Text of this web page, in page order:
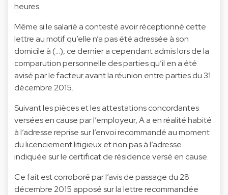
heures.
Même si le salarié a contesté avoir réceptionné cette
lettre au motif qu’elle n’a pas été adressée à son
domicile à (…), ce dernier a cependant admis lors de la
comparution personnelle des parties qu’il en a été
avisé par le facteur avant la réunion entre parties du 31
décembre 2015.
Suivant les pièces et les attestations concordantes
versées en cause par l’employeur, A a en réalité habité
à l’adresse reprise sur l’envoi recommandé au moment
du licenciement litigieux et non pas à l’adresse
indiquée sur le certificat de résidence versé en cause.
Ce fait est corroboré par l’avis de passage du 28
décembre 2015 apposé sur la lettre recommandée